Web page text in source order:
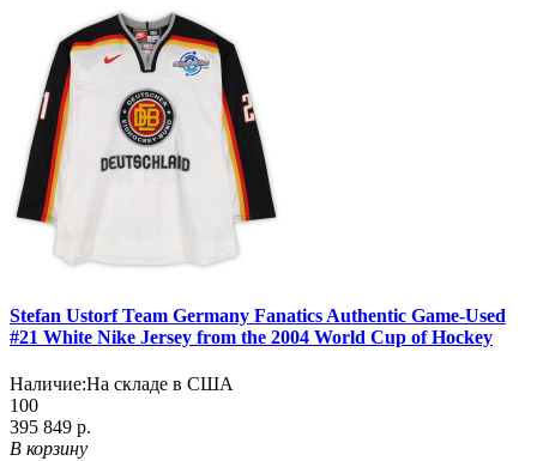
Stefan Ustorf Team Germany Fanatics Authentic Game-Used
#21 White Nike Jersey from the 2004 World Cup of Hockey
Наличие:На складе в США
100
395 849 р.
В корзину